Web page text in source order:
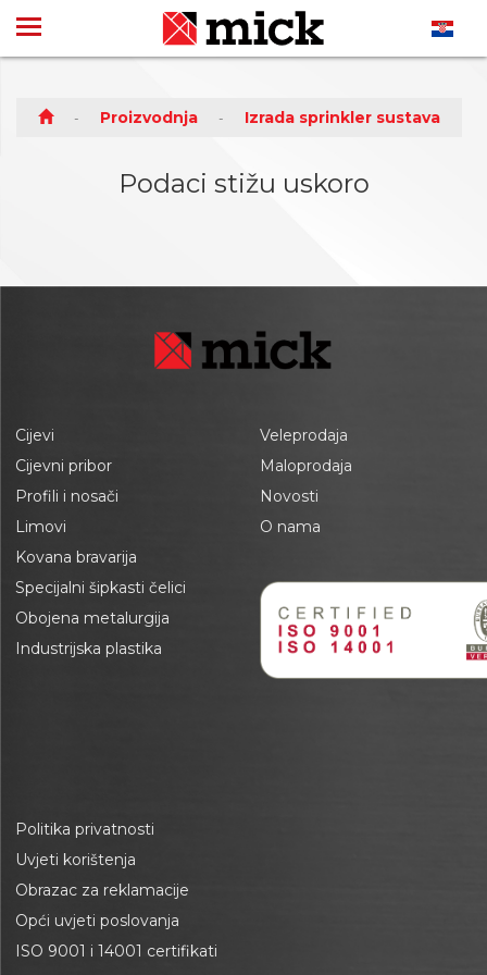
Proizvodnja Izrada sprinkler sustava
Podaci stižu uskoro
Cijevi
Cijevni pribor
Profili i nosači
Limovi
Kovana bravarija
Specijalni šipkasti čelici
Obojena metalurgija
Industrijska plastika
Veleprodaja
Maloprodaja
Novosti
O nama
Politika privatnosti
Uvjeti korištenja
Obrazac za reklamacije
Opći uvjeti poslovanja
ISO 9001 i 14001 certifikati